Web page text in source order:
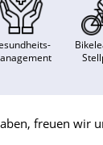
freuen wir